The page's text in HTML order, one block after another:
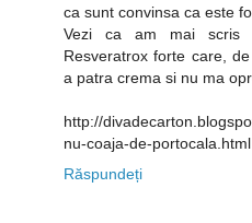
ca sunt convinsa ca este
Vezi ca am mai scris
Resveratrox forte care,
a patra crema si nu ma
http://
nu-coaja-de-portocala.html
Răspundeți